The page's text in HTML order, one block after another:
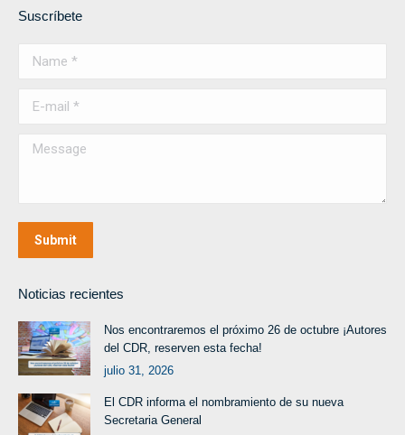
Suscríbete
Message
Submit
Noticias recientes
Nos encontraremos el próximo 26 de octubre ¡Autores
del CDR, reserven esta fecha!
julio 31, 2026
El CDR informa el nombramiento de su nueva
Secretaria General